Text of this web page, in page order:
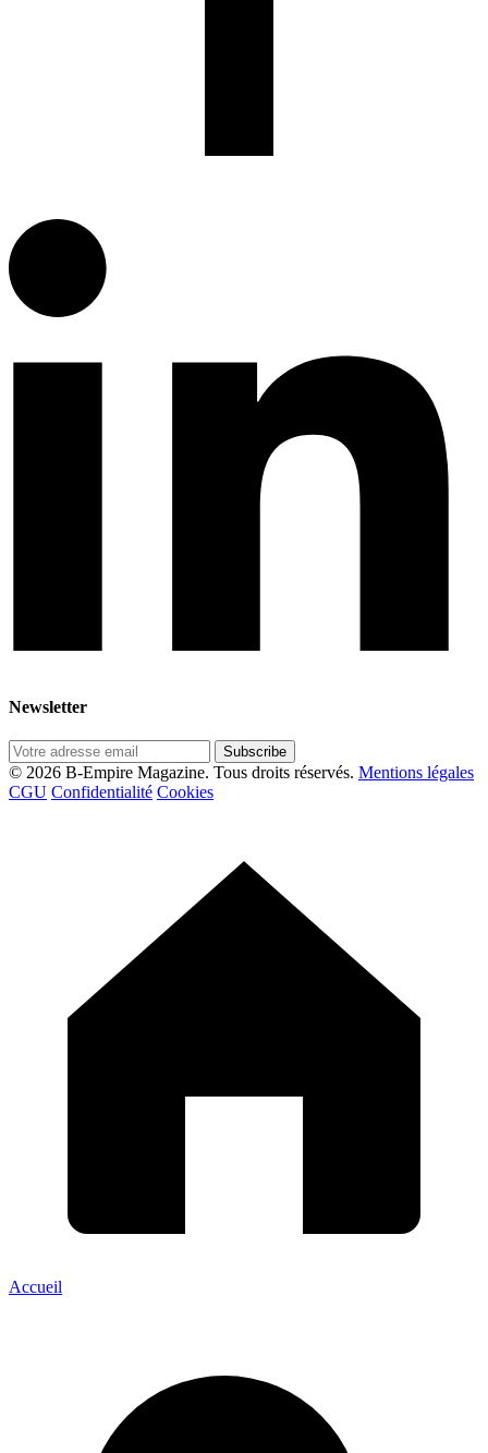
Newsletter
Subscribe
© 2026 B-Empire Magazine. Tous droits réservés. Mentions légales
CGU Confidentialité Cookies
Accueil